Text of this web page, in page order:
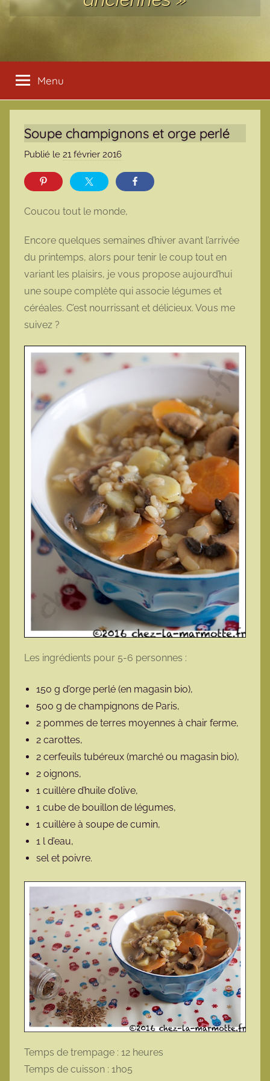
Menu
Soupe champignons et orge perlé
Publié le 21 février 2016
a
a
o
t
t
e
Coucou tout le monde,
Encore quelques semaines d’hiver avant l’arrivée
du printemps, alors pour tenir le coup tout en
variant les plaisirs, je vous propose aujourd’hui
une soupe complète qui associe légumes et
céréales. C’est nourrissant et délicieux. Vous me
suivez ?
Les ingrédients pour 5-6 personnes :
150 g d’orge perlé (en magasin bio),
500 g de champignons de Paris,
2 pommes de terres moyennes à chair ferme,
2 carottes,
2 cerfeuils tubéreux (marché ou magasin bio),
2 oignons,
1 cuillère d’huile d’olive,
1 cube de bouillon de légumes,
1 cuillère à soupe de cumin,
1 l d’eau,
sel et poivre.
Temps de trempage : 12 heures
Temps de cuisson : 1h05